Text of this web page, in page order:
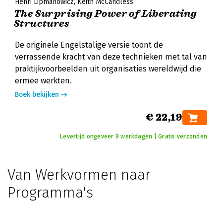
Henri Lipmanowicz Keith McCandless
The Surprising Power of Liberating
Structures
De originele Engelstalige versie toont de
verrassende kracht van deze technieken met tal van
praktijkvoorbeelden uit organisaties wereldwijd die
ermee werkten.
Boek bekijken
€ 22,19
Levertijd ongeveer 9 werkdagen | Gratis verzonden
Van Werkvormen naar
Programma's